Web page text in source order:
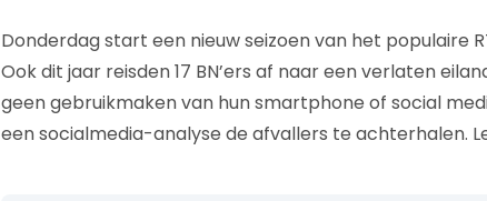
Donderdag start een nieuw seizoen van het populaire
Ook dit jaar reisden 17 BN’ers af naar een verlaten
geen gebruikmaken van hun smartphone of social
een socialmedia-analyse de afvallers te achterhalen.